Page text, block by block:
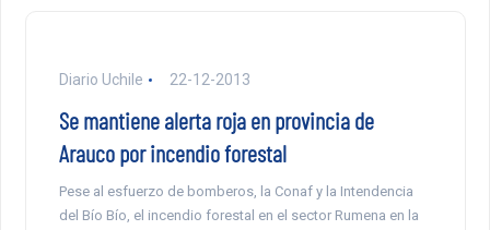
Diario Uchile 22-12-2013
Se mantiene alerta roja en provincia de
Arauco por incendio forestal
Pese al esfuerzo de bomberos, la Conaf y la Intendencia
del Bío Bío, el incendio forestal en el sector Rumena en la